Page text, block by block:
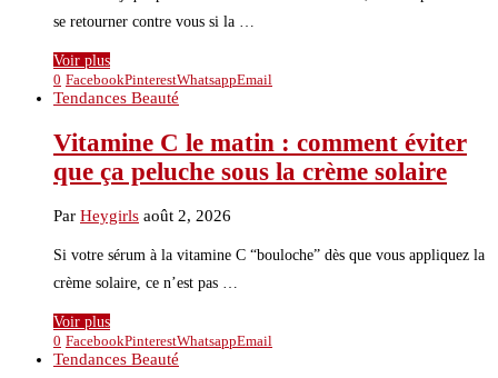
se retourner contre vous si la …
Voir plus
0 FacebookPinterestWhatsappEmail
Tendances Beauté
Vitamine C le matin : comment éviter
que ça peluche sous la crème solaire
Par Heygirls août 2, 2026
Si votre sérum à la vitamine C “bouloche” dès que vous appliquez la
crème solaire, ce n’est pas …
Voir plus
0 FacebookPinterestWhatsappEmail
Tendances Beauté